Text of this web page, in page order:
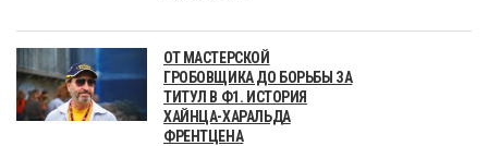
ОТ МАСТЕРСКОЙ
ГРОБОВЩИКА ДО БОРЬБЫ ЗА
ТИТУЛ В Ф1. ИСТОРИЯ
ХАЙНЦА-ХАРАЛЬДА
ФРЕНТЦЕНА